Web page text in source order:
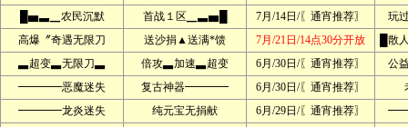
█▅▃▁农民沉默
首战１区▁▃▅█ 7月/14日/〖通宵推荐〗
玩
高爆〞奇遇无限刀
送沙捐▲送满*馈 7月/21日/14点30分开放
█散
▃超变▃无限刀▃
倍攻▃加速▃超变 6月/30日/〖通宵推荐〗
公
━━━━恶魔迷失
复古神器━━━━ 6月/30日/〖通宵推荐〗
━━━━龙炎迷失
纯元宝无捐献 6月/29日/〖通宵推荐〗
━━